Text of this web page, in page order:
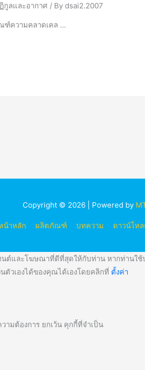
กูลและอากาศ / By dsai2.2007
ณฑ์ความคลาดเคล …
Copyright © 2026 | Powered by
น้าหลัก ผลิตภัณฑ์ บทความ ดาวน์โห
ต์และโฆษณาที่ดีที่สุดให้กับท่าน หากท่านใ
ตัวเองได้ของคุณได้เองโดยคลิกที่ ตั้งค่า
มต้องการ ยกเว้น คุกกี้ที่จำเป็น